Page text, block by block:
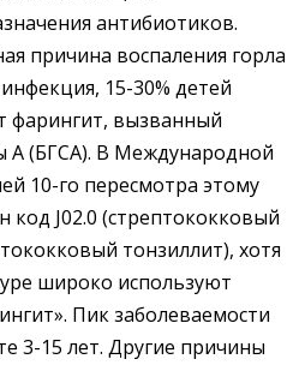
антибиотиков.
причина воспаления горла
15-30% детей
фарингит, вызванный
А (БГСА). В Международной
10-го пересмотра этому
код J02.0 (стрептококковый
тонзиллит), хотя
широко используют
Пик заболеваемости
3-15 лет. Другие причины